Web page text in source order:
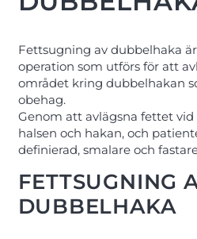
Fettsugning av dubbelhaka
operation som utförs för att
området kring dubbelhakan
obehag.
Genom att avlägsna fettet
halsen och hakan, och
definierad, smalare och
FETTSUGNING
DUBBELHAKA